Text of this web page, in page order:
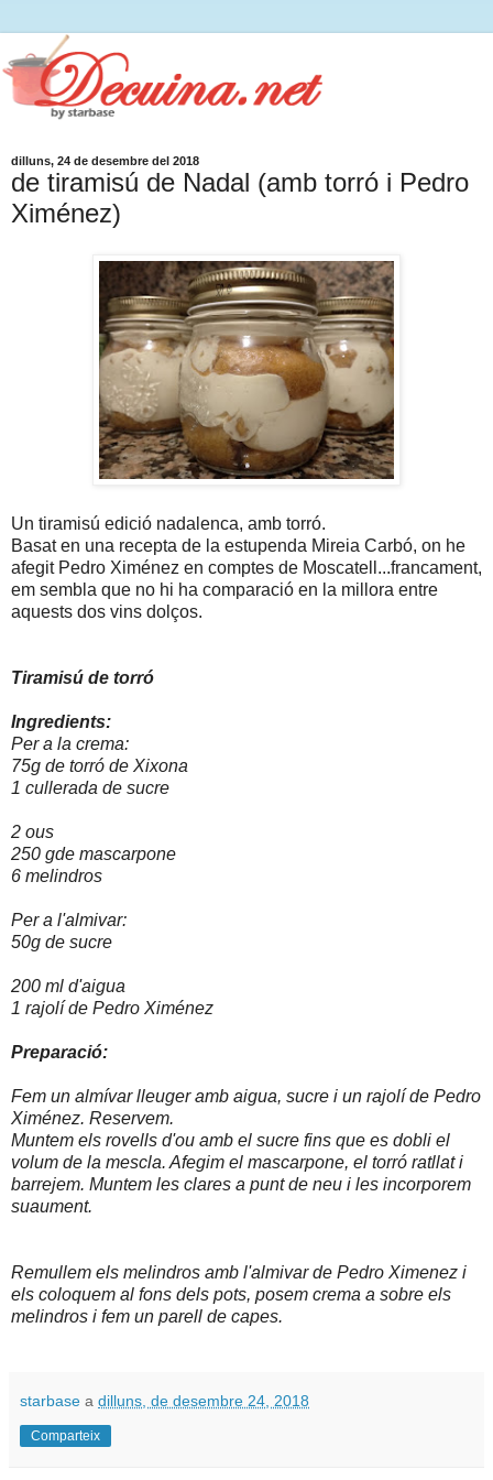
dilluns, 24 de desembre del 2018
de tiramisú de Nadal (amb torró i Pedro
Ximénez)
Un tiramisú edició nadalenca, amb torró.
Basat en una recepta de la estupenda Mireia Carbó, on he
afegit Pedro Ximénez en comptes de Moscatell...francament,
em sembla que no hi ha comparació en la millora entre
aquests dos vins dolços.
Tiramisú de torró
Ingredients:
Per a la crema:
75g de torró de Xixona
1 cullerada de sucre
2 ous
250 gde mascarpone
6 melindros
Per a l'almivar:
50g de sucre
200 ml d'aigua
1 rajolí de Pedro Ximénez
Preparació:
Fem un almívar lleuger amb aigua, sucre i un rajolí de Pedro
Ximénez. Reservem.
Muntem els rovells d'ou amb el sucre fins que es dobli el
volum de la mescla. Afegim el mascarpone, el torró ratllat i
barrejem. Muntem les clares a punt de neu i les incorporem
suaument.
Remullem els melindros amb l'almivar de Pedro Ximenez i
els coloquem al fons dels pots, posem crema a sobre els
melindros i fem un parell de capes.
starbase a dilluns, de desembre 24, 2018
Comparteix